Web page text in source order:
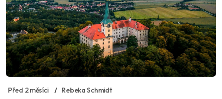
Před 2 měsíci Rebeka Schmidt